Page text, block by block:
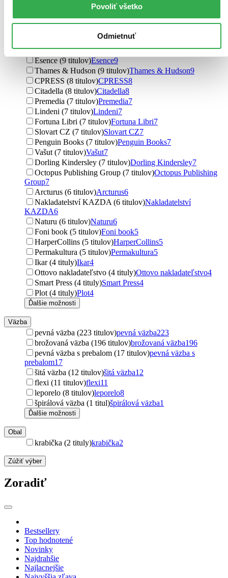
Povoliť všetko
Odmietnuť
Svojtka&Co. (15 titulov)Svojtka&Co.
Epos (13 titulov)Epos13
Bookmedia (12 titulov)Bookmedia
Metafora (11 titulov)Metafora11
Esence (9 titulov)Esence9
Thames & Hudson (9 titulov)Thames & Hudson9
CPRESS (8 titulov)CPRESS8
Citadella (8 titulov)Citadella8
Premedia (7 titulov)Premedia7
Lindeni (7 titulov)Lindeni7
Fortuna Libri (7 titulov)Fortuna Libri7
Slovart CZ (7 titulov)Slovart CZ7
Penguin Books (7 titulov)Penguin Books7
Vašut (7 titulov)Vašut7
Dorling Kindersley (7 titulov)Dorling Kindersley7
Octopus Publishing Group (7 titulov)Octopus Publishing
Group7
Arcturus (6 titulov)Arcturus6
Nakladatelství KAZDA (6 titulov)Nakladatelství
KAZDA6
Naturu (6 titulov)Naturu6
Foni book (5 titulov)Foni book5
HarperCollins (5 titulov)HarperCollins5
Permakultura (5 titulov)Permakultura5
Ikar (4 tituly)Ikar4
Ottovo nakladateľstvo (4 tituly)Ottovo nakladateľstvo4
Smart Press (4 tituly)Smart Press4
Plot (4 tituly)Plot4
Ďalšie možnosti
Väzba
pevná väzba (223 titulov)pevná väzba223
brožovaná väzba (196 titulov)brožovaná väzba196
pevná väzba s prebalom (17 titulov)pevná väzba s
prebalom17
šitá väzba (12 titulov)šitá väzba12
flexi (11 titulov)flexi11
leporelo (8 titulov)leporelo8
špirálová väzba (1 titul)špirálová väzba1
Ďalšie možnosti
Obal
krabička (2 tituly)krabička2
Zúžiť výber
Zoradiť
Bestsellery
Top hodnotené
Novinky
Najdrahšie
Najlacnejšie